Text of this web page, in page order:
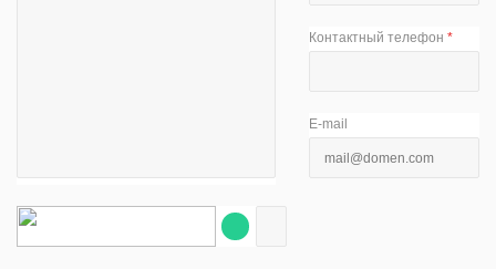
Контактный телефон*
E-mail